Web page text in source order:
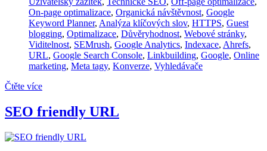
On-page optimalizace, Organická návštěvnost, Google
Keyword Planner, Analýza klíčových slov, HTTPS, Guest
blogging, Optimalizace, Důvěryhodnost, Webové stránky,
Viditelnost, SEMrush, Google Analytics, Indexace, Ahrefs,
URL, Google Search Console, Linkbuilding, Google, Online
marketing, Meta tagy, Konverze, Vyhledávače
Čtěte více
SEO friendly URL